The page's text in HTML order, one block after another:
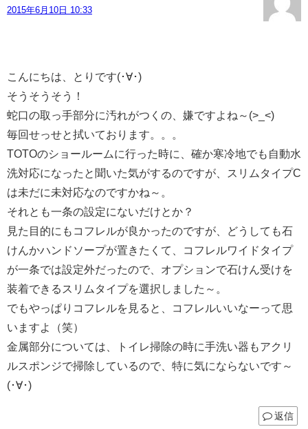
2015年6月10日 10:33
こんにちは、とりです(･∀･)
そうそうそう！
蛇口の取っ手部分に汚れがつくの、嫌ですよね～(>_<)
毎回せっせと拭いております。。。
TOTOのショールームに行った時に、確か寒冷地でも自動水
洗対応になったと聞いた気がするのですが、スリムタイプC
は未だに未対応なのですかね～。
それとも一条の設定にないだけとか？
見た目的にもコフレルが良かったのですが、どうしても石
けんかハンドソープが置きたくて、コフレルワイドタイプ
が一条では設定外だったので、オプションで石けん受けを
装着できるスリムタイプを選択しました～。
でもやっぱりコフレルを見ると、コフレルいいなーって思
いますよ（笑）
金属部分については、トイレ掃除の時に手洗い器もアクリ
ルスポンジで掃除しているので、特に気にならないです～
(･∀･)
返信